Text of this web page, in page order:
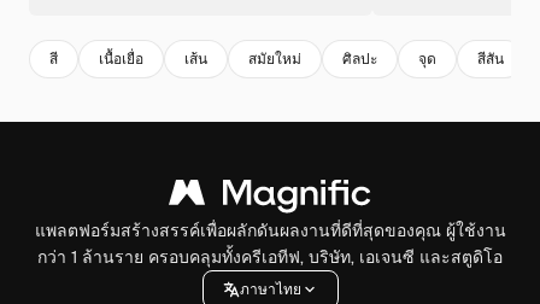
สี เนื้อเยื่อ เส้น สมัยใหม่ ศิลปะ จุด สีสัน
แพลตฟอร์มสร้างสรรค์เพื่อผลักดันผลงานที่ดีที่สุดของคุณ ผู้ใช้งาน
กว่า 1 ล้านราย ครอบคลุมทั้งครีเอทีฟ, บริษัท, เอเจนซี และสตูดิโอ
ภาษาไทย